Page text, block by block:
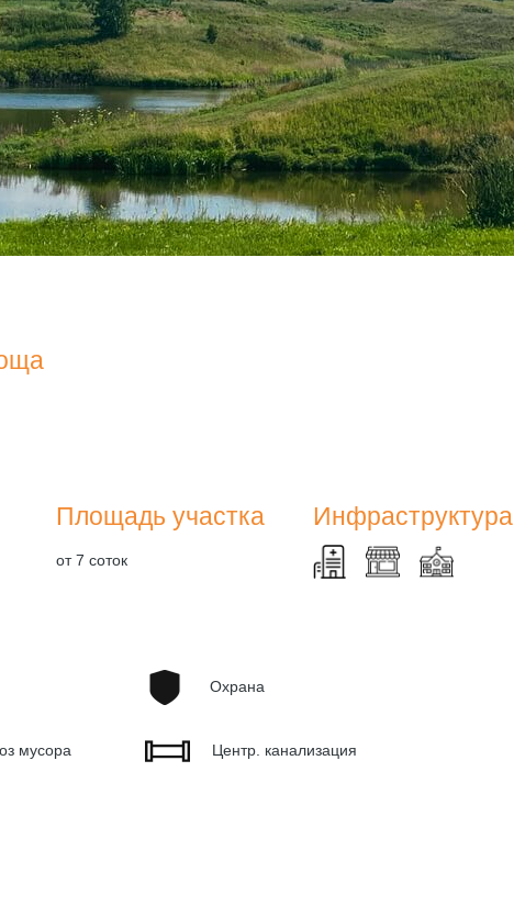
Площадь участка
от 7 соток
мусора
Охрана
Центр. канализация
Инфраструктура